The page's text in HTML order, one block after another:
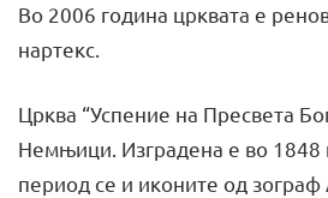
Во 2006 година црквата е
нартекс.
Црква “Успение на Пресвета
Немњици. Изградена е во 1848
период се и иконите од зограф